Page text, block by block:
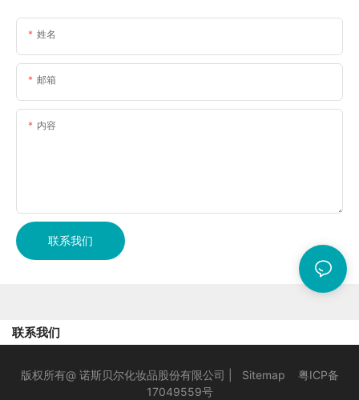
姓名
邮箱
内容
联系我们
联系我们
版权所有@ 诺斯贝尔化妆品股份有限公司 | Sitemap
粤ICP备
17049559号